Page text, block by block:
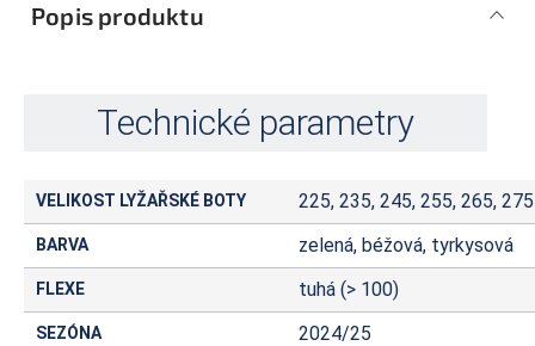
Popis produktu
Technické parametry
VELIKOST LYŽAŘSKÉ BOTY 225, 235, 245, 255, 265, 275
BARVA zelená, béžová, tyrkysová
FLEXE tuhá (> 100)
SEZÓNA 2024/25